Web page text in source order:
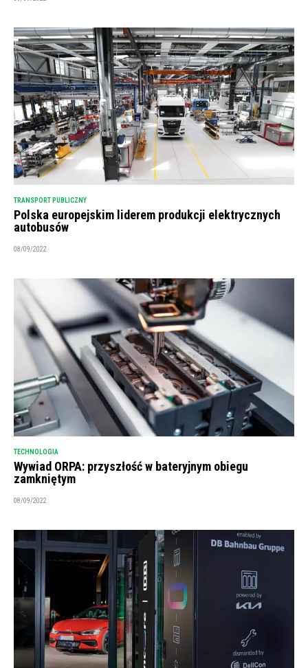
TRANSPORT PUBLICZNY
Polska europejskim liderem produkcji elektrycznych
autobusów
08/09/2022
TECHNOLOGIA
Wywiad ORPA: przyszłość w bateryjnym obiegu
zamkniętym
08/09/2022